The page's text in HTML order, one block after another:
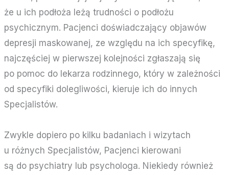
że u ich podłoża leżą trudności o podłożu
psychicznym. Pacjenci doświadczający objawów
depresji maskowanej, ze względu na ich specyfikę,
najczęściej w pierwszej kolejności zgłaszają się
po pomoc do lekarza rodzinnego, który w zależności
od specyfiki dolegliwości, kieruje ich do innych
Specjalistów.
Zwykle dopiero po kilku badaniach i wizytach
u różnych Specjalistów, Pacjenci kierowani
są do psychiatry lub psychologa. Niekiedy również